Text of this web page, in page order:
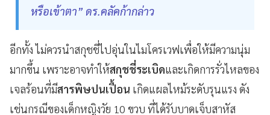
หรือเข้าตา” ดร.คลัคก้ากล่าว
อีกทั้ง ไม่ควรนำสกุชชี่ไปอุ่นในไมโครเวฟเพื่อให้มีความนุ่ม
มากขึ้น เพราะอาจทำให้สกุชชี่ระเบิดและเกิดการรั่วไหลของ
เจลร้อนที่มีสารพิษปนเปื้อน เกิดแผลไหม้ระดับรุนแรง ดัง
เช่นกรณีของเด็กหญิงวัย 10 ขวบ ที่ได้รับบาดเจ็บสาหัส